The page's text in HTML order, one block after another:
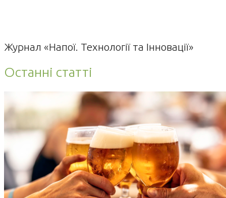
Журнал «Напої. Технології та Інновації»
Останні статті